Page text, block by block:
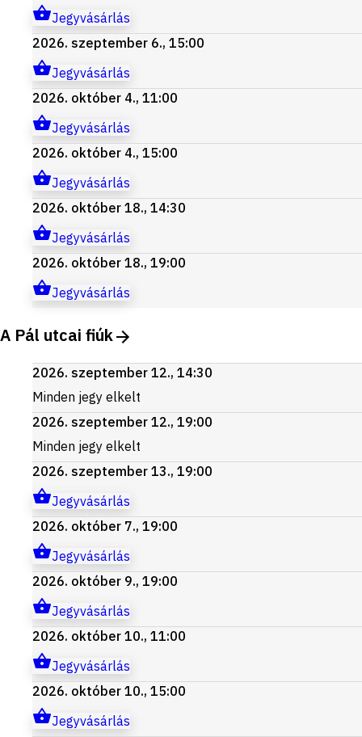
Jegyvásárlás
2026. szeptember 6., 15:00
Jegyvásárlás
2026. október 4., 11:00
Jegyvásárlás
2026. október 4., 15:00
Jegyvásárlás
2026. október 18., 14:30
Jegyvásárlás
2026. október 18., 19:00
Jegyvásárlás
A Pál utcai fiúk
2026. szeptember 12., 14:30
Minden jegy elkelt
2026. szeptember 12., 19:00
Minden jegy elkelt
2026. szeptember 13., 19:00
Jegyvásárlás
2026. október 7., 19:00
Jegyvásárlás
2026. október 9., 19:00
Jegyvásárlás
2026. október 10., 11:00
Jegyvásárlás
2026. október 10., 15:00
Jegyvásárlás